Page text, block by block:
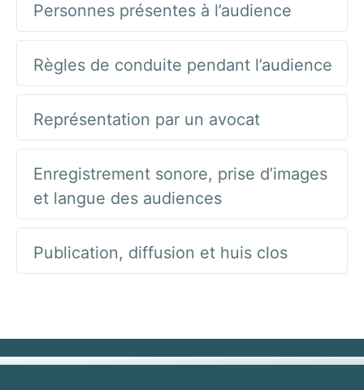
Personnes présentes à l’audience
Règles de conduite pendant l’audience
Représentation par un avocat
Enregistrement sonore, prise d’images
et langue des audiences
Publication, diffusion et huis clos